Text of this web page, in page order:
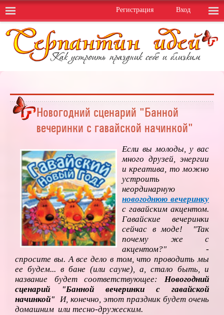
Вход
Регистрация
Новогодний сценарий "Банной
вечеринки с гавайской начинкой"
Если вы молоды, у вас
много друзей, энергии
и креатива, то можно
устроить
неординарную
новогоднюю вечеринку
с гавайским акцентом.
Гавайские вечеринки
сейчас в моде! "Так
почему же с
акцентом?" -
спросите вы. А все дело в том, что проводить мы
ее будем... в бане (или сауне), а, стало быть, и
название будет соответствующее: Новогодний
сценарий "Банной вечеринки с гавайской
начинкой" И, конечно, этот праздник будет очень
домашним или тесно-дружеским.